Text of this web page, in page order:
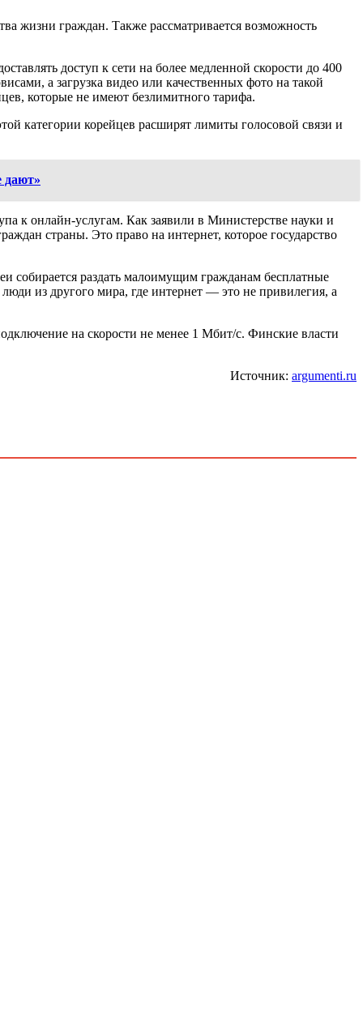
жизни граждан. Также рассматривается возможность
доступ к сети на более медленной скорости до 400
а загрузка видео или качественных фото на такой
которые не имеют безлимитного тарифа.
категории корейцев расширят лимиты голосовой связи и
дают»
к онлайн-услугам. Как заявили в Министерстве науки и
страны. Это право на интернет, которое государство
собирается раздать малоимущим гражданам бесплатные
из другого мира, где интернет — это не привилегия, а
на скорости не менее 1 Мбит/с. Финские власти
Источник: argumenti.ru